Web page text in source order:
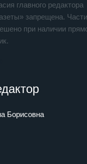
главного редактора
запрещена.
при наличии
Борисовна